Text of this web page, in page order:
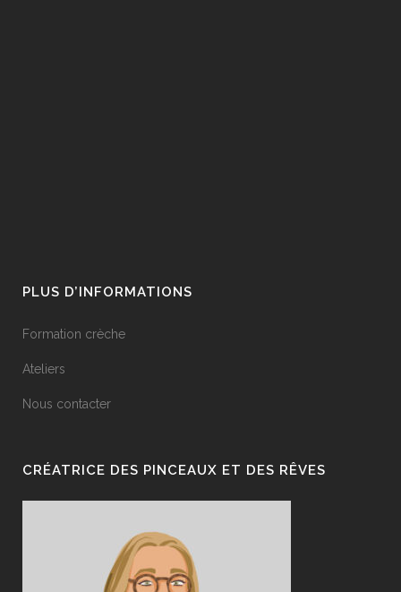
PLUS D’INFORMATIONS
Formation crèche
Ateliers
Nous contacter
CRÉATRICE DES PINCEAUX ET DES RÊVES